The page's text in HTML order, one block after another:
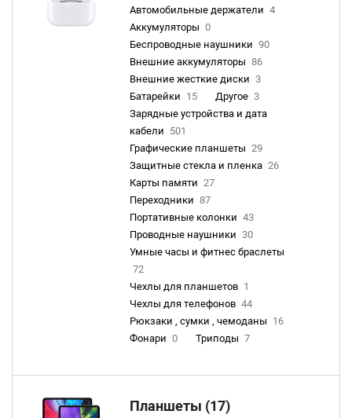
Автомобильные держатели 4
Аккумуляторы 0
Беспроводные наушники 90
Внешние аккумуляторы 86
Внешние жесткие диски 3
Батарейки 15 Другое 3
Зарядные устройства и дата
кабели 501
Графические планшеты 29
Защитные стекла и пленка 26
Карты памяти 27
Переходники 87
Портативные колонки 43
Проводные наушники 30
Умные часы и фитнес браслеты
72
Чехлы для планшетов 1
Чехлы для телефонов 44
Рюкзаки , сумки , чемоданы 16
Фонари 0 Триподы 7
Планшеты (17)